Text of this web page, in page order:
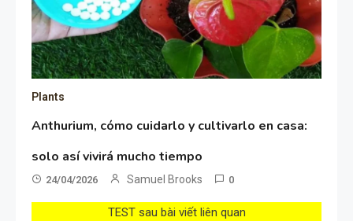
Plants
Anthurium, cómo cuidarlo y cultivarlo en casa:
solo así vivirá mucho tiempo
24/04/2026 Samuel Brooks 0
TEST sau bài viết liên quan